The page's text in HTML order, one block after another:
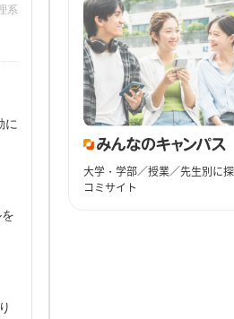
系
に
大学・学部／授業／先生別に
コミサイト